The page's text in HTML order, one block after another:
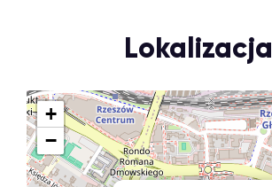
Lokalizacja
+
−